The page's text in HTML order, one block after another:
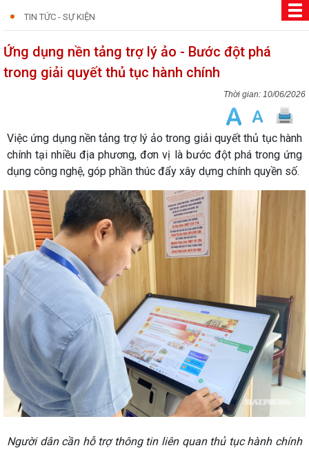
TIN TỨC - SỰ KIỆN
Ứng dụng nền tảng trợ lý ảo - Bước đột phá
trong giải quyết thủ tục hành chính
10/06/2026
Việc ứng dụng nền tảng trợ lý ảo trong giải quyết thủ tục hành
chính tại nhiều địa phương, đơn vị là bước đột phá trong ứng
dụng công nghệ, góp phần thúc đẩy xây dựng chính quyền số.
Người dân cần hỗ trợ thông tin liên quan thủ tục hành chính